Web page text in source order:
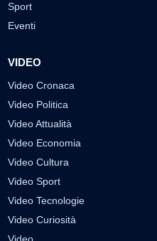
Sport
Eventi
VIDEO
Video Cronaca
Video Politica
Video Attualità
Video Economia
Video Cultura
Video Sport
Video Tecnologie
Video Curiosità